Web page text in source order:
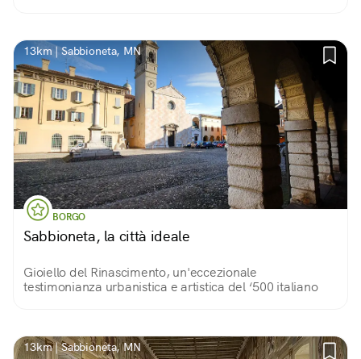
13km | Sabbioneta, MN
BORGO
Sabbioneta, la città ideale
Gioiello del Rinascimento, un'eccezionale
testimonianza urbanistica e artistica del ‘500 italiano
13km | Sabbioneta, MN